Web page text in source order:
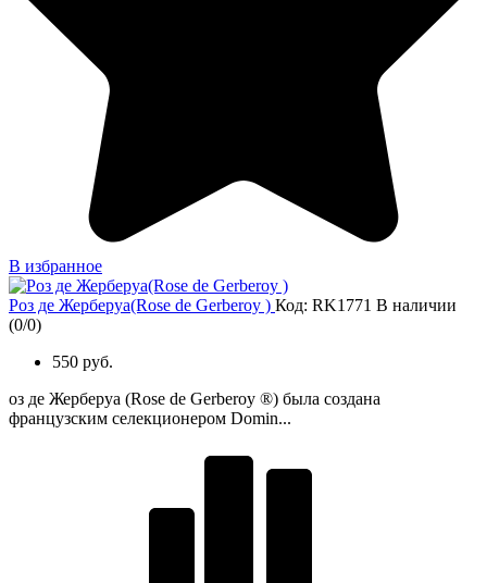
В избранное
Роз де Жерберуа(Rose de Gerberoy ) Код: RK1771 В наличии
(0/0)
550 руб.
оз де Жерберуа (Rose de Gerberoy ®) была создана
французским селекционером Domin...